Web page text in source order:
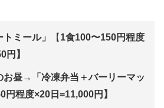
ミール」 【 1食100〜150円程度
円】
お昼→「冷凍弁当＋バーリーマッ
円程度×20日=11,000円】